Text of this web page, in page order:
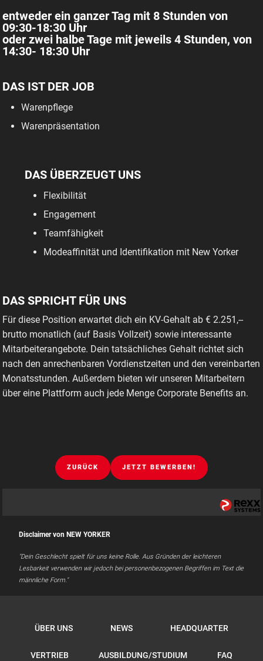
entweder ein ganzer Tag mit 8 Stunden von
09:30-18:30 Uhr
oder zwei halbe Tage mit jeweils 4 Stunden, von
14:30- 18:30 Uhr
DAS IST DER JOB
Warenpflege
Warenpräsentation
DAS ÜBERZEUGT UNS
Flexibilität
Engagement
Teamfähigkeit
Modeaffinität und Identifikation mit New Yorker
DAS SPRICHT FÜR UNS
Für diese Position erwartet dich ein KV-Gehalt ab € 2.251,--
brutto monatlich (auf Basis Vollzeit) sowie interessante
Mitarbeiterangebote. Dein tatsächliches Gehalt richtet sich
nach den anrechenbaren Vordienstzeiten und den vereinbarten
Monatsstunden. Außerdem bieten wir unseren Mitarbeitern
über eine Plattform auch jede Menge Corporate Benefits an.
ZURÜCK JETZT BEWERBEN!
Disclaimer von NEW YORKER
"Dein Geschlecht spielt für uns keine Rolle. Aus Gründen der leichteren
Lesbarkeit verwenden wir jedoch bei personenbezogenen Begriffen im Text die
männliche Form."
ÜBER UNS NEWS HEADQUARTER
VERTRIEB AUSBILDUNG/STUDIUM FAQ